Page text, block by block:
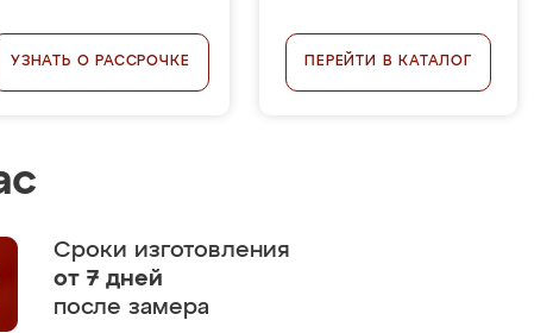
УЗНАТЬ О РАССРОЧКЕ ПЕРЕЙТИ В КАТАЛОГ
Сроки изготовления
от 7 дней
после замера